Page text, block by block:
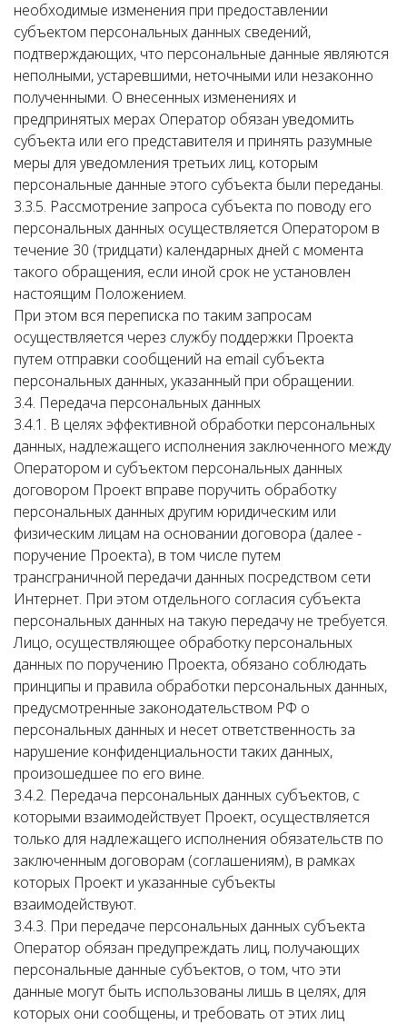
необходимые изменения при предоставлении
субъектом персональных данных сведений,
подтверждающих, что персональные данные являются
неполными, устаревшими, неточными или незаконно
полученными. О внесенных изменениях и
предпринятых мерах Оператор обязан уведомить
субъекта или его представителя и принять разумные
меры для уведомления третьих лиц, которым
персональные данные этого субъекта были переданы.
3.3.5. Рассмотрение запроса субъекта по поводу его
персональных данных осуществляется Оператором в
течение 30 (тридцати) календарных дней с момента
такого обращения, если иной срок не установлен
настоящим Положением.
При этом вся переписка по таким запросам
осуществляется через службу поддержки Проекта
путем отправки сообщений на email субъекта
персональных данных, указанный при обращении.
3.4. Передача персональных данных
3.4.1. В целях эффективной обработки персональных
данных, надлежащего исполнения заключенного между
Оператором и субъектом персональных данных
договором Проект вправе поручить обработку
персональных данных другим юридическим или
физическим лицам на основании договора (далее -
поручение Проекта), в том числе путем
трансграничной передачи данных посредством сети
Интернет. При этом отдельного согласия субъекта
персональных данных на такую передачу не требуется.
Лицо, осуществляющее обработку персональных
данных по поручению Проекта, обязано соблюдать
принципы и правила обработки персональных данных,
предусмотренные законодательством РФ о
персональных данных и несет ответственность за
нарушение конфиденциальности таких данных,
произошедшее по его вине.
3.4.2. Передача персональных данных субъектов, с
которыми взаимодействует Проект, осуществляется
только для надлежащего исполнения обязательств по
заключенным договорам (соглашениям), в рамках
которых Проект и указанные субъекты
взаимодействуют.
3.4.3. При передаче персональных данных субъекта
Оператор обязан предупреждать лиц, получающих
персональные данные субъектов, о том, что эти
данные могут быть использованы лишь в целях, для
которых они сообщены, и требовать от этих лиц